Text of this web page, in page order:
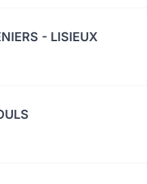
- LISIEUX